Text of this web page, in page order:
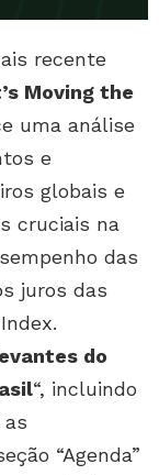
recente
Moving the
uma análise
e
globais e
cruciais na
das
juros das
do
“, incluindo
“Agenda”